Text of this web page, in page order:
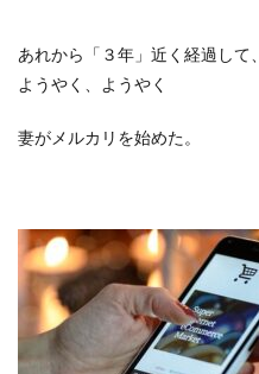
あれから「３年」近く経過して、
ようやく、ようやく
妻がメルカリを始めた。